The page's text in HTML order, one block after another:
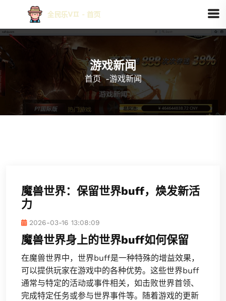
游戏新闻
首页 -游戏新闻
魔兽世界：保留世界buff，焕发新活
力
2026-03-16 13:08:09
魔兽世界身上的世界buff如何保留
在魔兽世界中，世界buff是一种特殊的增益效果，
可以提供玩家在游戏中的各种优势。这些世界buff
通常与特定的活动或事件相关，如击败世界首领、
完成特定任务或参与世界事件等。随着游戏的更新